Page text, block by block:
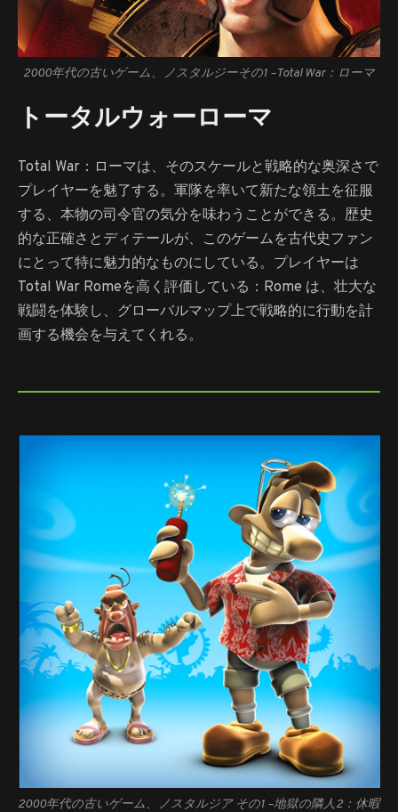
2000年代の古いゲーム、ノスタルジーその1 –Total War：ローマ
トータルウォーローマ
Total War：ローマは、そのスケールと戦略的な奥深さで
プレイヤーを魅了する。軍隊を率いて新たな領土を征服
する、本物の司令官の気分を味わうことができる。歴史
的な正確さとディテールが、このゲームを古代史ファン
にとって特に魅力的なものにしている。プレイヤーは
Total War Romeを高く評価している：Rome は、壮大な
戦闘を体験し、グローバルマップ上で戦略的に行動を計
画する機会を与えてくれる。
2000年代の古いゲーム、ノスタルジア その1 –地獄の隣人2：休暇